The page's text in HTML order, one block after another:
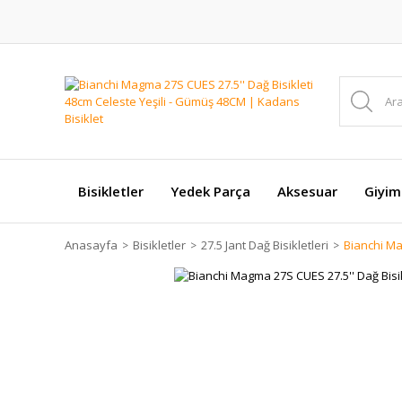
Bisikletler Yedek Parça Aksesuar Giyim
Anasayfa Bisikletler 27.5 Jant Dağ Bisikletleri Bianchi